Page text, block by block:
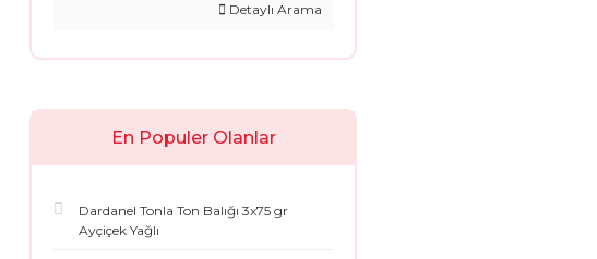
Detaylı Arama
En Populer Olanlar
Dardanel Tonla Ton Balığı 3x75 gr
Ayçiçek Yağlı